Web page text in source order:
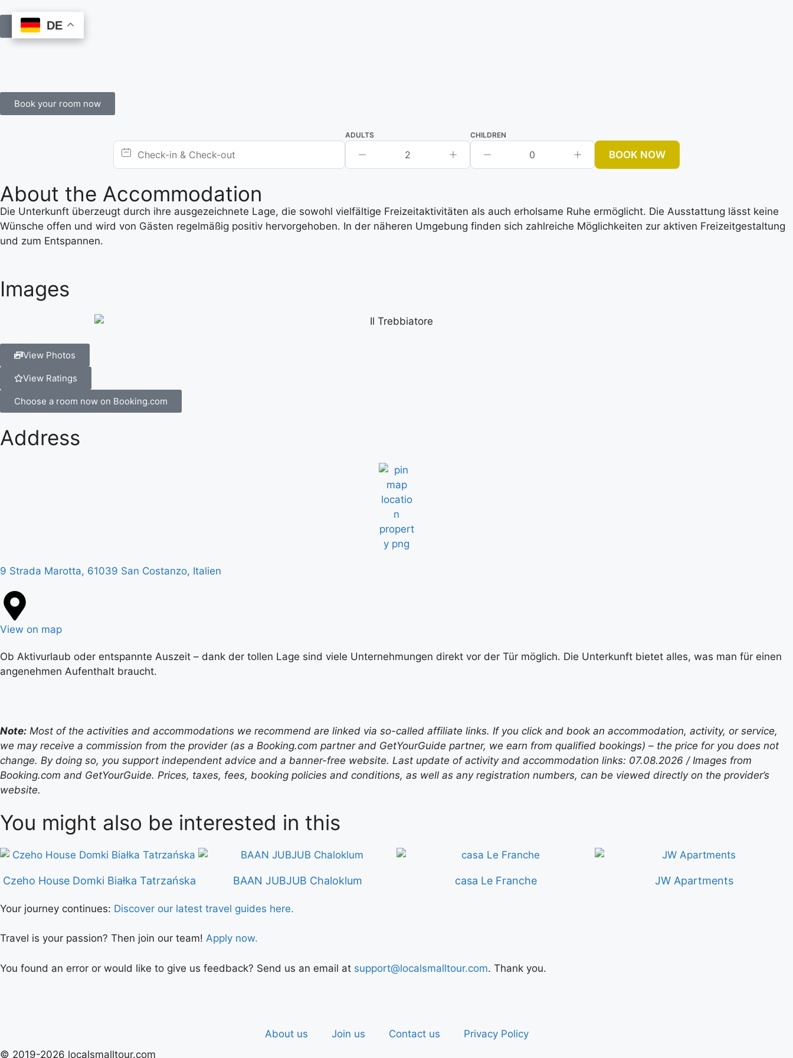
Book Online
Book your room now
ADULTS
2
CHILDREN
0 BOOK NOW
About the Accommodation
Die Unterkunft überzeugt durch ihre ausgezeichnete Lage, die sowohl vielfältige Freizeitaktivitäten als auch erholsame Ruhe ermöglicht. Die Ausstattung lässt keine
Wünsche offen und wird von Gästen regelmäßig positiv hervorgehoben. In der näheren Umgebung finden sich zahlreiche Möglichkeiten zur aktiven Freizeitgestaltung
und zum Entspannen.
Images
View Photos
View Ratings
Choose a room now on Booking.com
Address
9 Strada Marotta, 61039 San Costanzo, Italien
View on map
Ob Aktivurlaub oder entspannte Auszeit – dank der tollen Lage sind viele Unternehmungen direkt vor der Tür möglich. Die Unterkunft bietet alles, was man für einen
angenehmen Aufenthalt braucht.
Note: Most of the activities and accommodations we recommend are linked via so-called affiliate links. If you click and book an accommodation, activity, or service,
we may receive a commission from the provider (as a Booking.com partner and GetYourGuide partner, we earn from qualified bookings) – the price for you does not
change. By doing so, you support independent advice and a banner-free website. Last update of activity and accommodation links: 07.08.2026 / Images from
Booking.com and GetYourGuide. Prices, taxes, fees, booking policies and conditions, as well as any registration numbers, can be viewed directly on the provider’s
website.
You might also be interested in this
Czeho House Domki Białka Tatrzańska BAAN JUBJUB Chaloklum casa Le Franche JW Apartments
Your journey continues: Discover our latest travel guides here.
Travel is your passion? Then join our team! Apply now.
You found an error or would like to give us feedback? Send us an email at support@localsmalltour.com. Thank you.
DE
About us Join us Contact us
Privacy Policy
© 2019-2026 localsmalltour.com
DE